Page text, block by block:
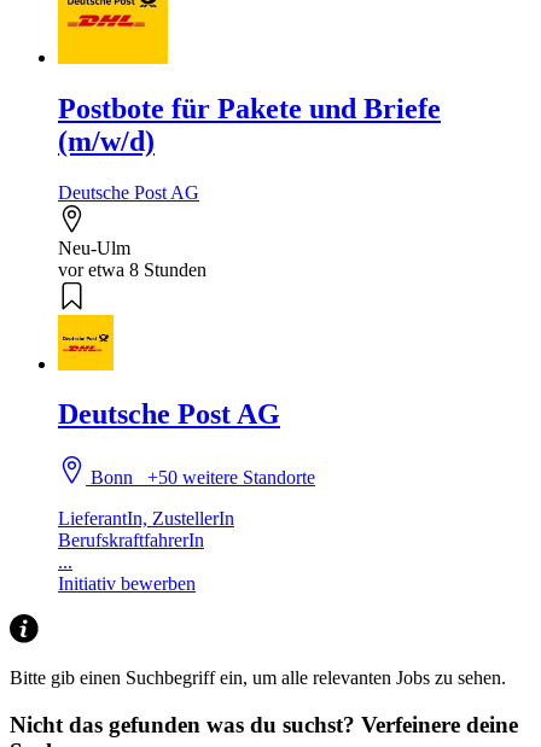
Postbote für Pakete und Briefe
(m/w/d)
Deutsche Post AG
Neu-Ulm
vor etwa 8 Stunden
Deutsche Post AG
Bonn+50 weitere Standorte
LieferantIn, ZustellerIn
BerufskraftfahrerIn
...
Initiativ bewerben
Bitte gib einen Suchbegriff ein, um alle relevanten Jobs zu sehen.
Nicht das gefunden was du suchst? Verfeinere deine